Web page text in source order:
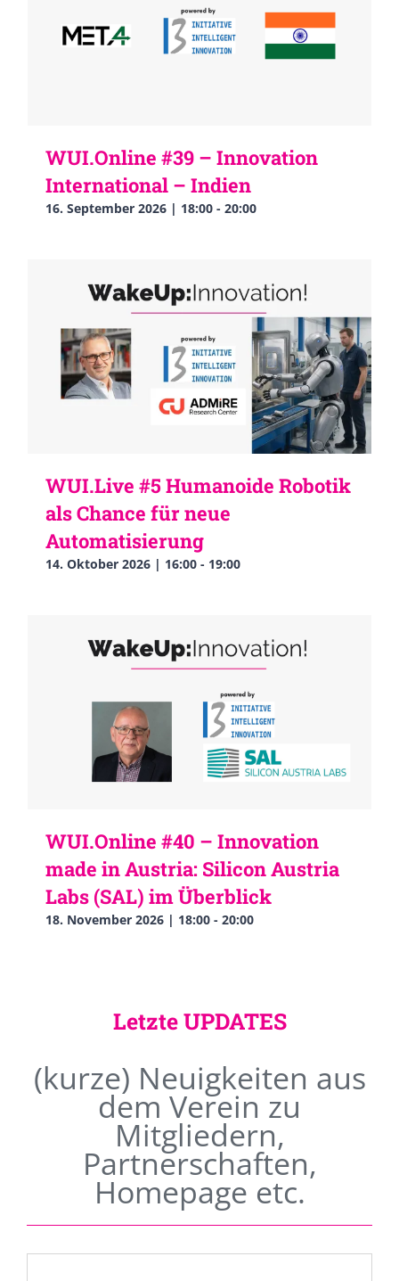
WUI.Online #39 – Innovation
International – Indien
16. September 2026 | 18:00 - 20:00
WUI.Live #5 Humanoide Robotik
als Chance für neue
Automatisierung
14. Oktober 2026 | 16:00 - 19:00
WUI.Online #40 – Innovation
made in Austria: Silicon Austria
Labs (SAL) im Überblick
18. November 2026 | 18:00 - 20:00
Letzte UPDATES
(kurze) Neuigkeiten aus
dem Verein zu
Mitgliedern,
Partnerschaften,
Homepage etc.